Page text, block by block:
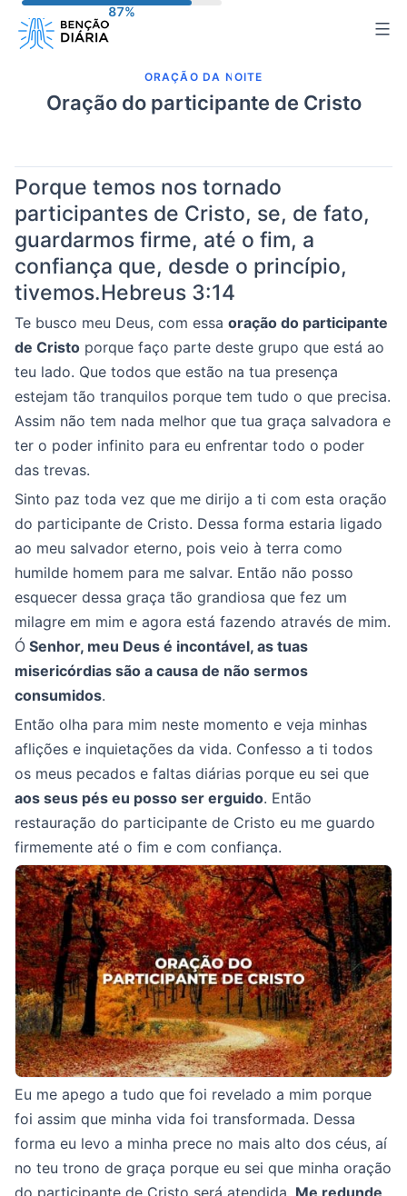
para
conteúdo
ORAÇÃO DA NOITE
Oração do participante de Cristo
Porque temos nos tornado
participantes de Cristo, se, de fato,
guardarmos firme, até o fim, a
confiança que, desde o princípio,
tivemos.Hebreus 3:14
Te busco meu Deus, com essa oração do participante
de Cristo porque faço parte deste grupo que está ao
teu lado. Que todos que estão na tua presença
estejam tão tranquilos porque tem tudo o que precisa.
Assim não tem nada melhor que tua graça salvadora e
ter o poder infinito para eu enfrentar todo o poder
das trevas.
Sinto paz toda vez que me dirijo a ti com esta oração
do participante de Cristo. Dessa forma estaria ligado
ao meu salvador eterno, pois veio à terra como
humilde homem para me salvar. Então não posso
esquecer dessa graça tão grandiosa que fez um
milagre em mim e agora está fazendo através de mim.
Ó Senhor, meu Deus é incontável, as tuas
misericórdias são a causa de não sermos
consumidos.
Então olha para mim neste momento e veja minhas
aflições e inquietações da vida. Confesso a ti todos
os meus pecados e faltas diárias porque eu sei que
aos seus pés eu posso ser erguido. Então
restauração do participante de Cristo eu me guardo
firmemente até o fim e com confiança.
Eu me apego a tudo que foi revelado a mim porque
foi assim que minha vida foi transformada. Dessa
forma eu levo a minha prece no mais alto dos céus, aí
no teu trono de graça porque eu sei que minha oração
do participante de Cristo será atendida. Me redunde